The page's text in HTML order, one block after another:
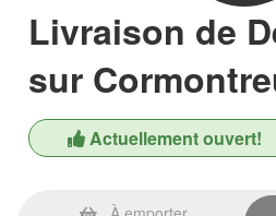
Livraison de
sur
Actuellement ouvert!